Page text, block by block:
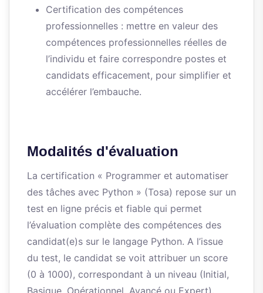
Certification des compétences
professionnelles : mettre en valeur des
compétences professionnelles réelles de
l’individu et faire correspondre postes et
candidats efficacement, pour simplifier et
accélérer l’embauche.
Modalités d'évaluation
La certification « Programmer et automatiser
des tâches avec Python » (Tosa) repose sur un
test en ligne précis et fiable qui permet
l’évaluation complète des compétences des
candidat(e)s sur le langage Python. A l’issue
du test, le candidat se voit attribuer un score
(0 à 1000), correspondant à un niveau (Initial,